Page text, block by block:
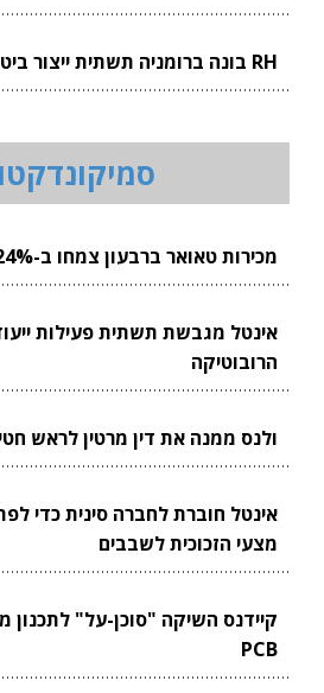
RH בונה ברומניה תשתית ייצור ביטחוני ישראלית
מכירות טאואר ברבעון צמחו ב-24%
אינטל מגבשת תשתית פעילות
הרובוטיקה
ולנס ממנה את דין מרטין לראש
אינטל חוברת לחברה סינית כדי
מצעי הזכוכית לשבבים
קיידנס השיקה "סוכן-על" לתכנון
PCB